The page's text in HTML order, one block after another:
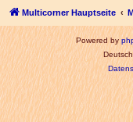
Multicorner Hauptseite
Powered by